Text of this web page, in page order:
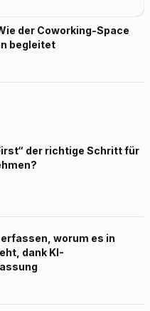
der Coworking-Space
begleitet
der richtige Schritt für
erfassen, worum es in
dank KI-